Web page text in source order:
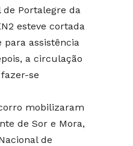
Portalegre da
esteve cortada
para assistência
a circulação
se
mobilizaram
de Sor e Mora,
de